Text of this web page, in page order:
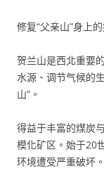
修复“父亲山”身上
贺兰山是西北重要
水源、调节气候的
山”。
得益于丰富的煤炭
模化矿区。始于20
环境遭受严重破坏